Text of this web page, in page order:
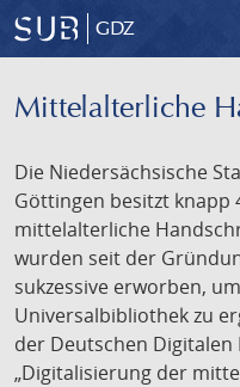
GDZ
Mittelalterliche
Die Niedersächsische
Göttingen besitzt knapp
mittelalterliche
wurden seit der
sukzessive erworben,
Universalbibliothek zu
der Deutschen
„Digitalisierung der